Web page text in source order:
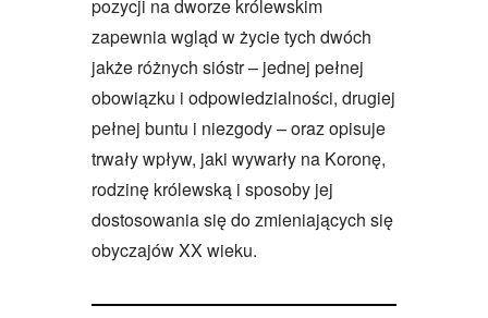
pozycji na dworze królewskim
zapewnia wgląd w życie tych dwóch
jakże różnych sióstr – jednej pełnej
obowiązku i odpowiedzialności, drugiej
pełnej buntu i niezgody – oraz opisuje
trwały wpływ, jaki wywarły na Koronę,
rodzinę królewską i sposoby jej
dostosowania się do zmieniających się
obyczajów XX wieku.